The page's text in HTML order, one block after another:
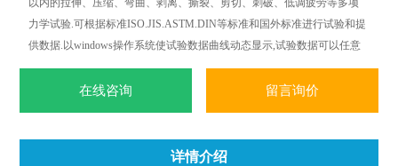
以内的拉伸、压缩、弯曲、剥离、撕裂、剪切、刺破、低调疲劳等多项
力学试验.可根据标准ISO.JIS.ASTM.DIN等标准和国外标准进行试验和提
供数据.以windows操作系统使试验数据曲线动态显示,试验数据可以任意
删加,对曲线操作更加简便.轻松.随时随地都可以进行曲线遍历.叠加.分离.
缩放.打印等全电子显示监控.
在线咨询 留言询价
详情介绍